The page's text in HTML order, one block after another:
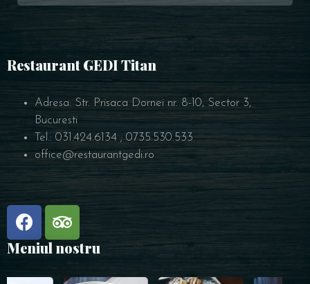
Restaurant GEDI Titan
Adresa: Str. Prisaca Dornei nr. 8-10, Sector 3,
Bucuresti
Tel.: 031.424.6134 ; 0735.530.533
office@restaurantgedi.ro
Meniul nostru